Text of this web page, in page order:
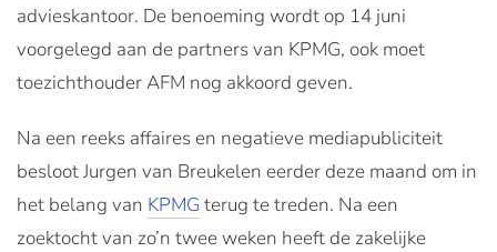
advieskantoor. De benoeming wordt op 14 juni
voorgelegd aan de partners van KPMG, ook moet
toezichthouder AFM nog akkoord geven.
Na een reeks affaires en negatieve mediapubliciteit
besloot Jurgen van Breukelen eerder deze maand om in
het belang van KPMG terug te treden. Na een
zoektocht van zo’n twee weken heeft de zakelijke